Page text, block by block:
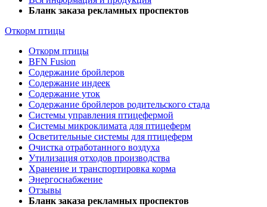
Бланк заказа рекламных проспектов
Откорм птицы
Откорм птицы
BFN Fusion
Содержание бройлеров
Содержание индеек
Содержание уток
Содержание бройлеров родительского стада
Системы управления птицефермой
Системы микроклимата для птицеферм
Осветительные системы для птицеферм
Очистка отработанного воздуха
Утилизация отходов производства
Хранение и транспортировка корма
Энергоснабжение
Отзывы
Бланк заказа рекламных проспектов